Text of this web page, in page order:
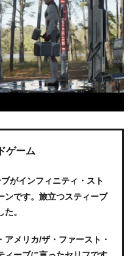
ゲーム
がインフィニティ・スト
ンです。旅立つスティーブ
。
メリカ/ザ・ファースト・